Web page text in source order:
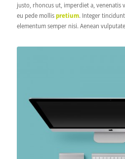
justo, rhoncus ut, imperdiet a, venenatis
eu pede mollispretium. Integer
elementum semper nisi. Aenean